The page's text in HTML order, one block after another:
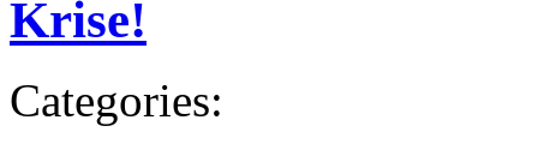
Krise!
Categories: